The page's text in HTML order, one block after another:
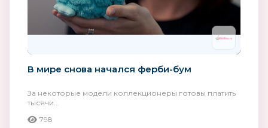
В мире снова начался ферби-бум
За некоторые модели коллекционеры готовы платить
тысячи...
798